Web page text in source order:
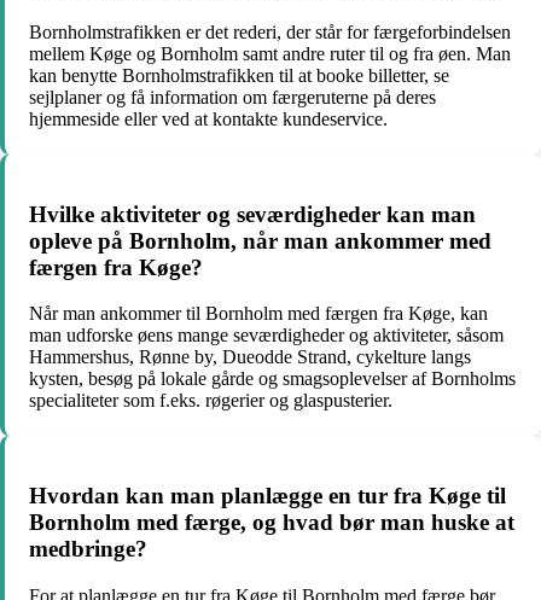
Bornholmstrafikken er det rederi, der står for færgeforbindelsen
mellem Køge og Bornholm samt andre ruter til og fra øen. Man
kan benytte Bornholmstrafikken til at booke billetter, se
sejlplaner og få information om færgeruterne på deres
hjemmeside eller ved at kontakte kundeservice.
Hvilke aktiviteter og seværdigheder kan man
opleve på Bornholm, når man ankommer med
færgen fra Køge?
Når man ankommer til Bornholm med færgen fra Køge, kan
man udforske øens mange seværdigheder og aktiviteter, såsom
Hammershus, Rønne by, Dueodde Strand, cykelture langs
kysten, besøg på lokale gårde og smagsoplevelser af Bornholms
specialiteter som f.eks. røgerier og glaspusterier.
Hvordan kan man planlægge en tur fra Køge til
Bornholm med færge, og hvad bør man huske at
medbringe?
For at planlægge en tur fra Køge til Bornholm med færge bør